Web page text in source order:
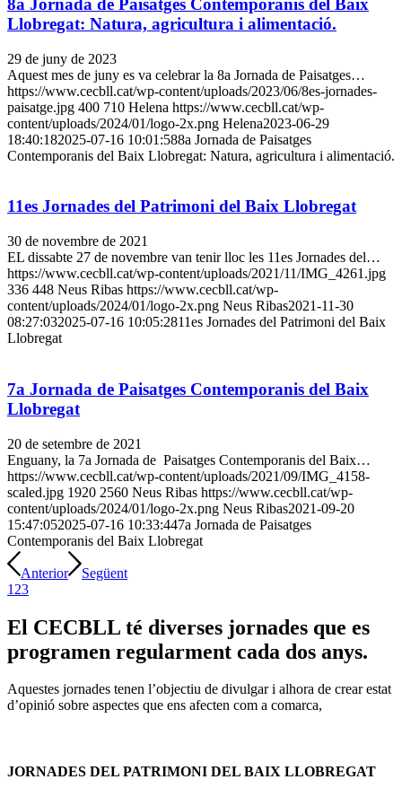
8a Jornada de Paisatges Contemporanis del Baix
Llobregat: Natura, agricultura i alimentació.
29 de juny de 2023
Aquest mes de juny es va celebrar la 8a Jornada de Paisatges…
https://www.cecbll.cat/wp-content/uploads/2023/06/8es-jornades-
paisatge.jpg 400 710 Helena https://www.cecbll.cat/wp-
content/uploads/2024/01/logo-2x.png Helena2023-06-29
18:40:182025-07-16 10:01:588a Jornada de Paisatges
Contemporanis del Baix Llobregat: Natura, agricultura i alimentació.
11es Jornades del Patrimoni del Baix Llobregat
30 de novembre de 2021
EL dissabte 27 de novembre van tenir lloc les 11es Jornades del…
https://www.cecbll.cat/wp-content/uploads/2021/11/IMG_4261.jpg
336 448 Neus Ribas https://www.cecbll.cat/wp-
content/uploads/2024/01/logo-2x.png Neus Ribas2021-11-30
08:27:032025-07-16 10:05:2811es Jornades del Patrimoni del Baix
Llobregat
7a Jornada de Paisatges Contemporanis del Baix
Llobregat
20 de setembre de 2021
Enguany, la 7a Jornada de Paisatges Contemporanis del Baix…
https://www.cecbll.cat/wp-content/uploads/2021/09/IMG_4158-
scaled.jpg 1920 2560 Neus Ribas https://www.cecbll.cat/wp-
content/uploads/2024/01/logo-2x.png Neus Ribas2021-09-20
15:47:052025-07-16 10:33:447a Jornada de Paisatges
Contemporanis del Baix Llobregat
Anterior
Següent
1 23
El CECBLL té diverses jornades que es
programen regularment cada dos anys.
Aquestes jornades tenen l’objectiu de divulgar i alhora de crear estat
d’opinió sobre aspectes que ens afecten com a comarca,
JORNADES DEL PATRIMONI DEL BAIX LLOBREGAT